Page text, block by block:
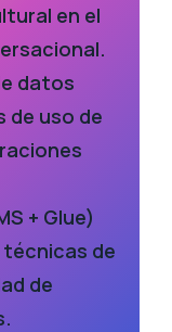
en el
datos
de uso de
+ Glue)
de
de